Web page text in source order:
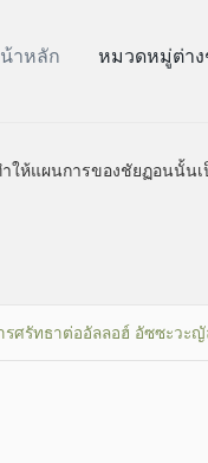
าหลัก หมวดหมู่​ต่า
ให้แผนการของชัยฏอนนั้น
รศรัทธาต่ออัลลอฮ์ อัซซะวะ